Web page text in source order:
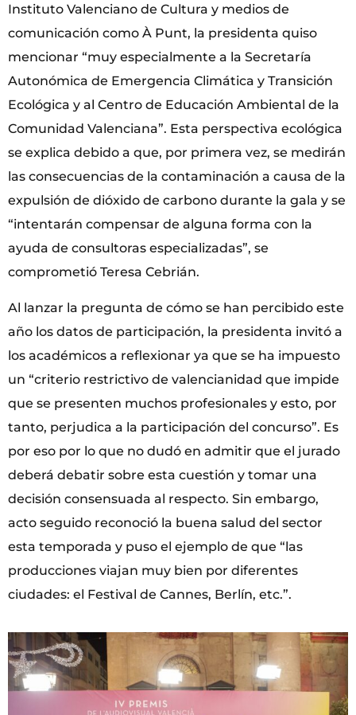
Instituto Valenciano de Cultura y medios de
comunicación como À Punt, la presidenta quiso
mencionar “muy especialmente a la Secretaría
Autonómica de Emergencia Climática y Transición
Ecológica y al Centro de Educación Ambiental de la
Comunidad Valenciana”. Esta perspectiva ecológica
se explica debido a que, por primera vez, se medirán
las consecuencias de la contaminación a causa de la
expulsión de dióxido de carbono durante la gala y se
“intentarán compensar de alguna forma con la
ayuda de consultoras especializadas”, se
comprometió Teresa Cebrián.
Al lanzar la pregunta de cómo se han percibido este
año los datos de participación, la presidenta invitó a
los académicos a reflexionar ya que se ha impuesto
un “criterio restrictivo de valencianidad que impide
que se presenten muchos profesionales y esto, por
tanto, perjudica a la participación del concurso”. Es
por eso por lo que no dudó en admitir que el jurado
deberá debatir sobre esta cuestión y tomar una
decisión consensuada al respecto. Sin embargo,
acto seguido reconoció la buena salud del sector
esta temporada y puso el ejemplo de que “las
producciones viajan muy bien por diferentes
ciudades: el Festival de Cannes, Berlín, etc.”.